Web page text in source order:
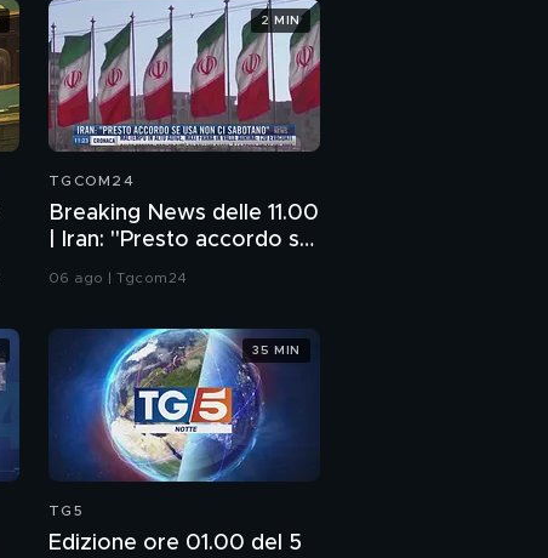
TGCOM24
Breaking News delle 11.00
| Iran: "Presto accordo se
Usa non ci sabotano"
06 ago | Tgcom24
2 MIN
TG5
Edizione ore 01.00 del 5
35 MIN